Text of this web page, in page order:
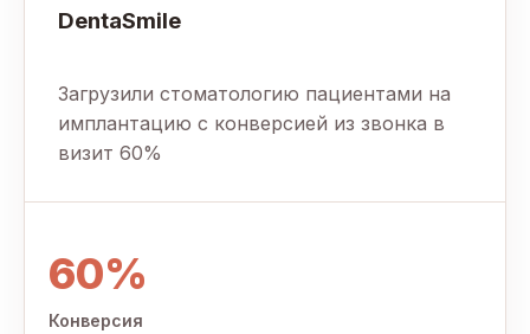
DentaSmile
Загрузили стоматологию пациентами на
имплантацию с конверсией из звонка в
визит 60%
60%
Конверсия